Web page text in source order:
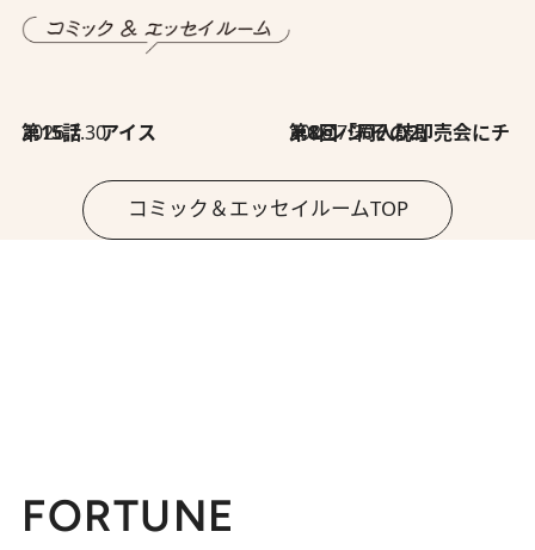
2026.7.30
第15話 アイス 2026.7.30
第8回「同人誌即売会にチャレンジ その2」
コミック＆エッセイルームTOP
FORTUNE